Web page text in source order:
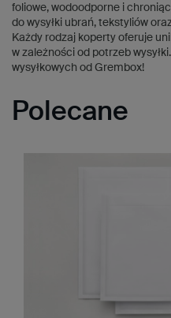
foliowe, wodoodporne i
do wysyłki ubrań, tekstyliów
Każdy rodzaj koperty oferuje
w zależności od potrzeb
wysyłkowych od Grembox!
Polecane